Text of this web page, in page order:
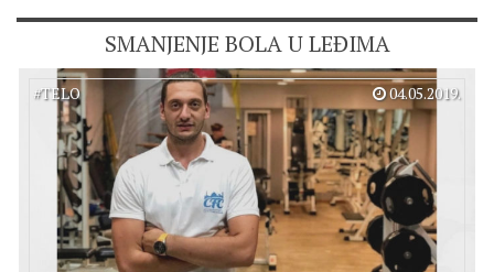
SMANJENJE BOLA U LEĐIMA
#TELO 04.05.2019.